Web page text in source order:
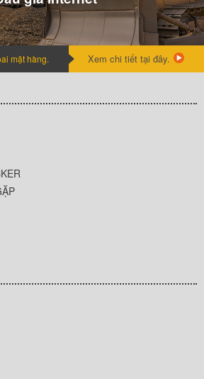
mặt hàng. Xem chi tiết tại đây.